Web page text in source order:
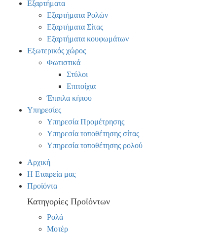
Εξαρτήματα
Εξαρτήματα Ρολών
Εξαρτήματα Σίτας
Εξαρτήματα κουφωμάτων
Εξωτερικός χώρος
Φωτιστικά
Στύλοι
Επιτοίχια
Έπιπλα κήπου
Υπηρεσίες
Υπηρεσία Προμέτρησης
Υπηρεσία τοποθέτησης σίτας
Υπηρεσία τοποθέτησης ρολού
Αρχική
Η Εταιρεία μας
Προϊόντα
Κατηγορίες Προϊόντων
Ρολά
Μοτέρ